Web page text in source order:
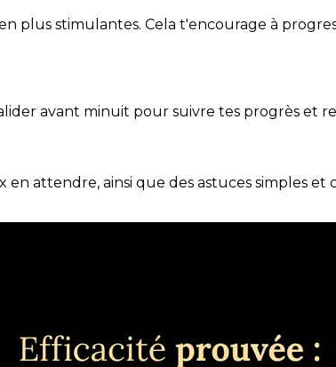
plus stimulantes. Cela t'encourage à
avant minuit pour suivre tes progrès et
attendre, ainsi que des astuces simples